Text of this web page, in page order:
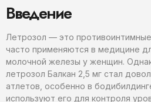
Введение
Летрозол — это
часто применяются в медицине
молочной железы у женщин.
летрозол Балкан 2,5 мг стал
атлетов, особенно в
используют его для контроля